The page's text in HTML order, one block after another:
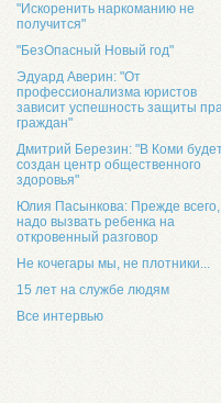
"Искоренить наркоманию не
получится"
"БезОпасный Новый год"
Эдуард Аверин: "От
профессионализма юристов
зависит успешность защиты
граждан"
Дмитрий Березин: "В Коми
создан центр общественного
здоровья"
Юлия Пасынкова: Прежде всего,
надо вызвать ребенка на
откровенный разговор
Не кочегары мы, не плотники...
15 лет на службе людям
Все интервью